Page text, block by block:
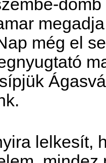
még el
lelkesít,